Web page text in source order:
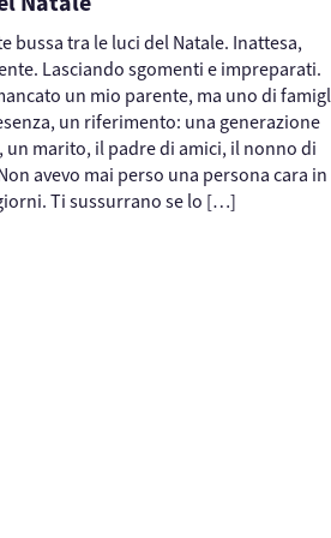
bussa tra le luci del Natale. Inattesa,
Lasciando sgomenti e impreparati.
un mio parente, ma uno di
un riferimento: una generazione
un marito, il padre di amici, il nonno di
avevo mai perso una persona cara in
Ti sussurrano se lo […]